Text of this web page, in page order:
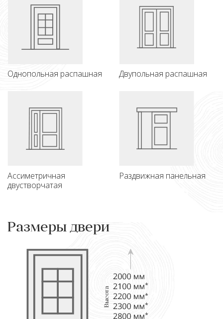
Однопольная распашная Двупольная распашная
Ассиметричная
двустворчатая
Раздвижная панельная
Размеры двери